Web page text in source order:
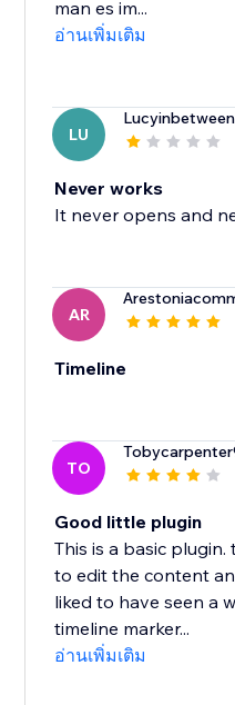
man es im...
อ่านเพิ่มเติม
LU
Lucyinbetween
Never works
It never opens and
AR
Timeline
TO
Good little plugin
This is a basic
to edit the content
liked to have seen a
timeline marker...
อ่านเพิ่มเติม